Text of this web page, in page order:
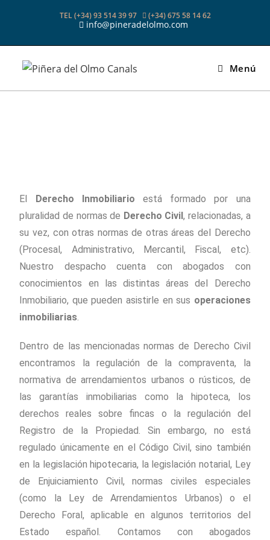
TEL (+34) 93 514 39 97 (+34) 675 58 14 62
info@pineradelolmo.com
Menú
El Derecho Inmobiliario está formado por una
pluralidad de normas de Derecho Civil, relacionadas, a
su vez, con otras normas de otras áreas del Derecho
(Procesal, Administrativo, Mercantil, Fiscal, etc).
Nuestro despacho cuenta con abogados con
conocimientos en las distintas áreas del Derecho
Inmobiliario, que pueden asistirle en sus operaciones
inmobiliarias.
Dentro de las mencionadas normas de Derecho Civil
encontramos la regulación de la compraventa, la
normativa de arrendamientos urbanos o rústicos, de
las garantías inmobiliarias como la hipoteca, los
derechos reales sobre fincas o la regulación del
Registro de la Propiedad. Sin embargo, no está
regulado únicamente en el Código Civil, sino también
en la legislación hipotecaria, la legislación notarial, Ley
de Enjuiciamiento Civil, normas civiles especiales
(como la Ley de Arrendamientos Urbanos) o el
Derecho Foral, aplicable en algunos territorios del
Estado español. Contamos con abogados